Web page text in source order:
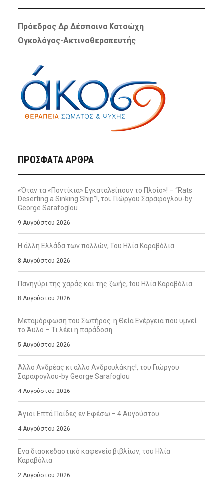
Πρόεδρος Δρ Δέσποινα Κατσώχη
Ογκολόγος-Ακτινοθεραπευτής
ΠΡΌΣΦΑΤΑ ΆΡΘΡΑ
«Όταν τα «Ποντίκια» Εγκαταλείπουν το Πλοίο»! – “Rats
Deserting a Sinking Ship”!, του Γιώργου Σαράφογλου-by
George Sarafoglou
9 Αυγούστου 2026
Η άλλη Ελλάδα των πολλών, Του Ηλία Καραβόλια
8 Αυγούστου 2026
Πανηγύρι της χαράς και της ζωής, tου Ηλία Καραβόλια
8 Αυγούστου 2026
Μεταμόρφωση του Σωτήρος: η Θεία Ενέργεια που υμνεί
το Άϋλο – Τι λέει η παράδοση
5 Αυγούστου 2026
Άλλο Ανδρέας κι άλλο Ανδρουλάκης!, του Γιώργου
Σαράφογλου-by George Sarafoglou
4 Αυγούστου 2026
Άγιοι Επτά Παίδες εν Εφέσω – 4 Αυγούστου
4 Αυγούστου 2026
Ενα διασκεδαστικό καφενείο βιβλίων, του Ηλία
Καραβόλια
2 Αυγούστου 2026